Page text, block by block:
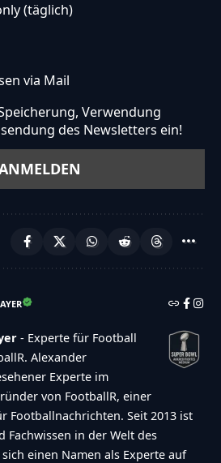
(täglich)
via Mail
Verwendung
des Newsletters ein!
- Experte für Football
Alexander
Experte im
von FootballR, einer
Footballnachrichten. Seit 2013 ist
Fachwissen in der Welt des
einen Namen als Experte auf